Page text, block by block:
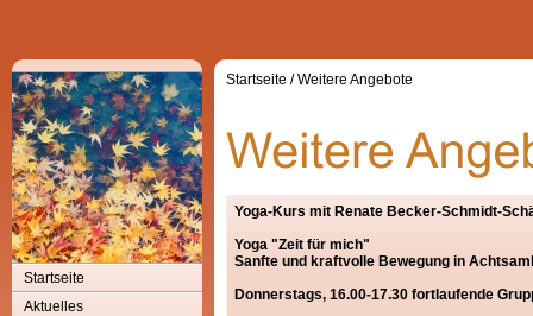
Startseite
Aktuelles
Startseite /Weitere Angebote
Yoga-Kurs mit Renate Becker-Schmidt-
Yoga "Zeit für mich"
Sanfte und kraftvolle Bewegung in
Donnerstags, 16.00-17.30 fortlaufende